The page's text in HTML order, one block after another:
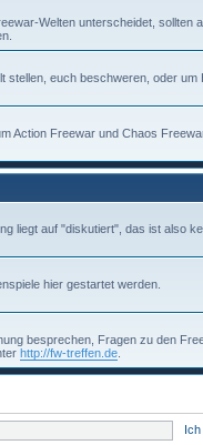
Welten unterscheidet, sollten
euch beschweren, oder um
Action Freewar und Chaos
liegt auf "diskutiert", das ist also
hier gestartet werden.
besprechen, Fragen zu den
http://fw-treffen.de